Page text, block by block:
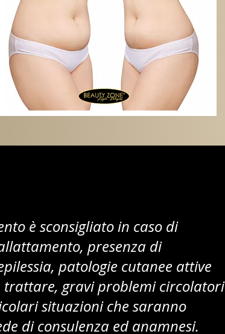
è sconsigliato in caso di
presenza di
patologie cutanee attive
trattare, gravi problemi circolatori
situazioni che saranno
di consulenza ed anamnesi.